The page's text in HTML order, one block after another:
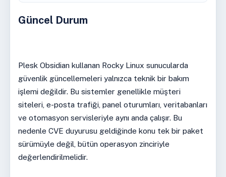
Güncel Durum
Plesk Obsidian kullanan Rocky Linux sunucularda
güvenlik güncellemeleri yalnızca teknik bir bakım
işlemi değildir. Bu sistemler genellikle müşteri
siteleri, e-posta trafiği, panel oturumları, veritabanları
ve otomasyon servisleriyle aynı anda çalışır. Bu
nedenle CVE duyurusu geldiğinde konu tek bir paket
sürümüyle değil, bütün operasyon zinciriyle
değerlendirilmelidir.